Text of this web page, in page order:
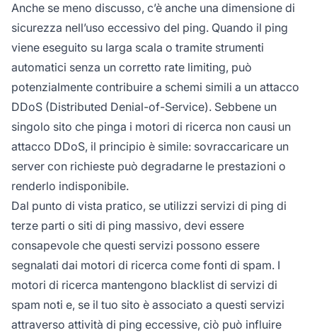
Anche se meno discusso, c’è anche una dimensione di
sicurezza nell’uso eccessivo del ping. Quando il ping
viene eseguito su larga scala o tramite strumenti
automatici senza un corretto rate limiting, può
potenzialmente contribuire a schemi simili a un attacco
DDoS (Distributed Denial-of-Service). Sebbene un
singolo sito che pinga i motori di ricerca non causi un
attacco DDoS, il principio è simile: sovraccaricare un
server con richieste può degradarne le prestazioni o
renderlo indisponibile.
Dal punto di vista pratico, se utilizzi servizi di ping di
terze parti o siti di ping massivo, devi essere
consapevole che questi servizi possono essere
segnalati dai motori di ricerca come fonti di spam. I
motori di ricerca mantengono blacklist di servizi di
spam noti e, se il tuo sito è associato a questi servizi
attraverso attività di ping eccessive, ciò può influire